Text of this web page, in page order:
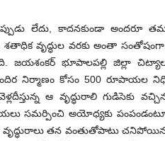
లేదు, కాదనకుండా అందరూ
వృద్ధుల వరకు అంతా సంతోషంగా,
జయశంకర్ భూపాలపల్లి జిల్లా
నిర్మాణం కోసం 500 రూపాయల
ఆ వృద్ధురాలి గుడిసెకు
సమర్పించి అయోధ్యకు
వృద్ధురాలు తన వంతుతోపాటు